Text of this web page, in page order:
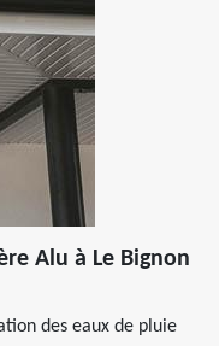
Alu à Le Bignon
des eaux de pluie